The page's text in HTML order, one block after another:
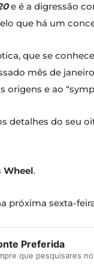
e é a digressão
que há um
que se
mês de
origens e ao
detalhes do seu
Wheel.
sexta-
Preferida
que pesquisares